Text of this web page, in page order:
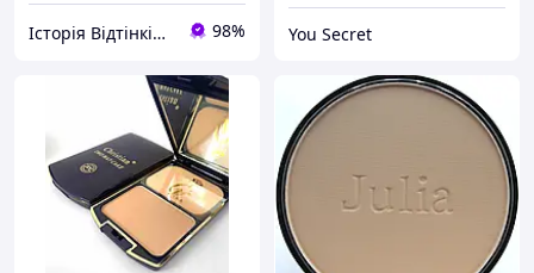
Історія Відтінків Твого Життя 98% You Secret